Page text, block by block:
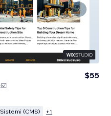
$55
(CMS) +1